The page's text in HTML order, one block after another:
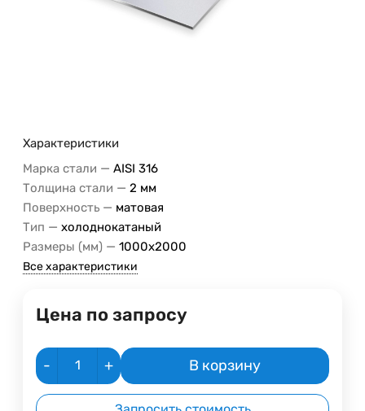
Характеристики
Марка стали — AISI 316
Толщина стали — 2 мм
Поверхность — матовая
Тип — холоднокатаный
Размеры (мм) — 1000х2000
Все характеристики
Цена по запросу
- + В корзину